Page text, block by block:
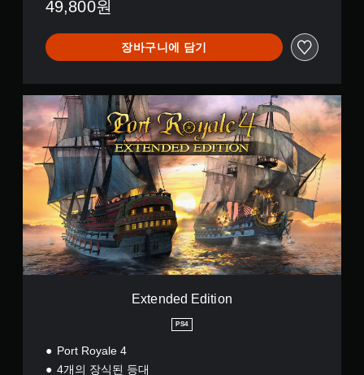
49,800원
장바구니에 담기
x
t
e
n
d
E
d
i
t
i
Extended Edition
PS4
Port Royale 4
4개의 장식된 등대